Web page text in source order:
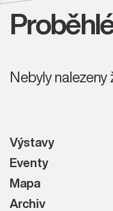
Nebyly
Výstavy
Eventy
Mapa
Archiv